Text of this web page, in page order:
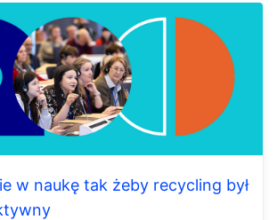
w naukę tak żeby recycling był